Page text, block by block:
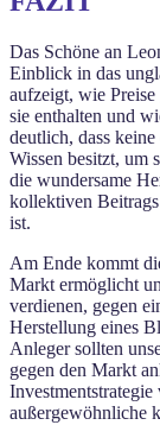
Das Schöne an
Einblick in das
aufzeigt, wie
sie enthalten und
deutlich, dass
Wissen besitzt, um
die wundersame
kollektiven
ist.
Am Ende kommt
Markt ermöglicht
verdienen, gegen
Herstellung eines
Anleger sollten
gegen den Markt
außergewöhnliche